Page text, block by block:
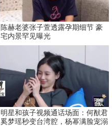
陈赫老婆张子萱透露孕期细节 豪
宅内景罕见曝光
明星和孩子视频通话场面：何猷君
奚梦瑶秒变台湾腔，杨幂满脸宠溺